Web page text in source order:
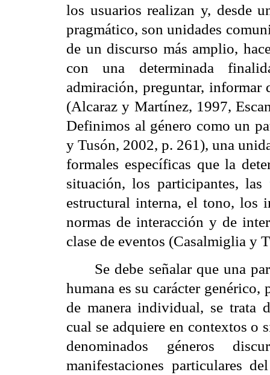
los usuarios realizan y, desde
pragmático, son unidades
de un discurso más amplio,
con una determinada
admiración, preguntar, informar
(Alcaraz y Martínez, 1997,
Definimos al género como un
y Tusón, 2002, p. 261), una
formales específicas que la
situación, los participantes,
estructural interna, el tono, los
normas de interacción y de
clase de eventos (Casalmiglia y
Se debe señalar que una
humana es su carácter
de manera individual, se trata
cual se adquiere en contextos o
denominados géneros
manifestaciones particulares